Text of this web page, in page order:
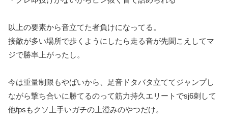
以上の要素から音立てた者負けになってる。
接敵が多い場所で歩くようにしたら走る音が先聞こえしてマ
ジで勝率上がったし。
今は重量制限もやばいから、足音ドタバタ立ててジャンプし
ながら撃ち合いに勝てるのって筋力持久エリートでsj6刺して
他fpsもクソ上手いガチの上澄みのやつだけ。